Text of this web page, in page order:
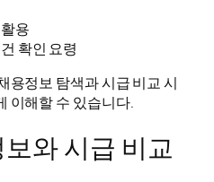
용
확인 요령
용정보 탐색과 시급 비교 시
이해할 수 있습니다.
와 시급 비교